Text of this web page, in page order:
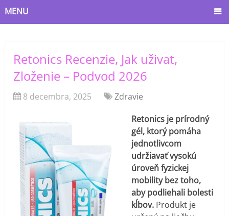
MENU
Retonics Recenzie, Jak uživat,
Zloženie – Podvod 2026
8 decembra, 2025
Zdravie
Retonics je prírodný
gél, ktorý pomáha
jednotlivcom
udržiavať vysokú
úroveň fyzickej
mobility bez toho,
aby podliehali bolesti
kĺbov. Produkt je